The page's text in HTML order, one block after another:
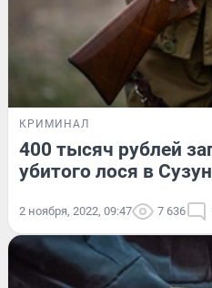
КРИМИНАЛ
400 тысяч рублей
убитого лося в
2 ноября, 2022, 09:47 7 636